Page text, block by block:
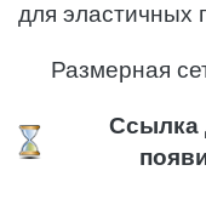
для эластичных
Размерная
Ссылка